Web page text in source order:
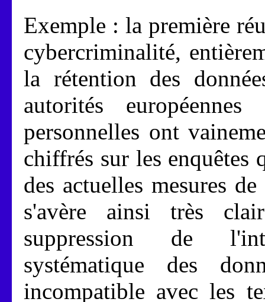
Exemple : la première
cybercriminalité,
la rétention des
autorités
personnelles ont
chiffrés sur les
des actuelles mesures
s'avère ainsi très
suppression de
systématique des
incompatible avec les